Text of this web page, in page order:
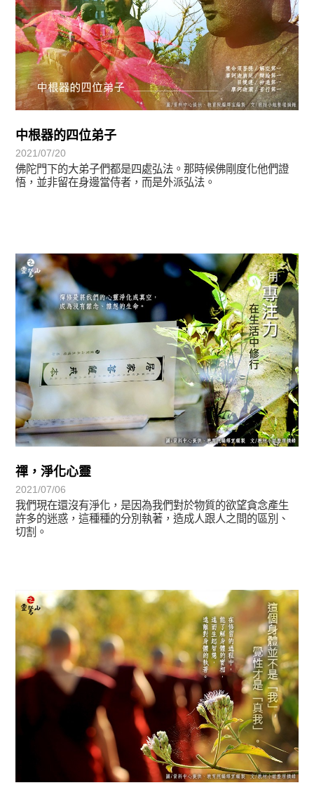
中根器的四位弟子
2021/07/20
佛陀門下的大弟子們都是四處弘法。那時候佛剛度化他們證
悟，並非留在身邊當侍者，而是外派弘法。
禪，淨化心靈
2021/07/06
我們現在還沒有淨化，是因為我們對於物質的欲望貪念產生
許多的迷惑，這種種的分別執著，造成人跟人之間的區別、
切割。
正法眼-般若期
初轉法-阿含期